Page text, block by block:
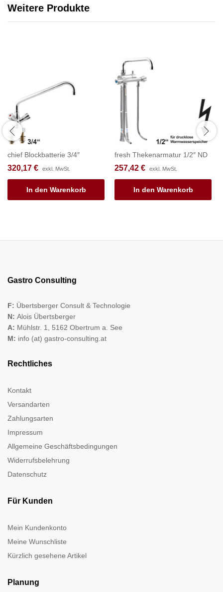
Weitere Produkte
chief Blockbatterie 3/4″
320,17 € exkl. MwSt.
In den Warenkorb
fresh Thekenarmatur 1/2″ ND
257,42 € exkl. MwSt.
In den Warenkorb
Gastro Consulting
F: Übertsberger Consult & Technologie
N: Alois Übertsberger
A: Mühlstr. 1, 5162 Obertrum a. See
M: info (at) gastro-consulting.at
Rechtliches
Kontakt
Versandarten
Zahlungsarten
Impressum
Allgemeine Geschäftsbedingungen
Widerrufsbelehrung
Datenschutz
Für Kunden
Mein Kundenkonto
Meine Wunschliste
Kürzlich gesehene Artikel
Planung